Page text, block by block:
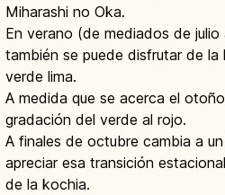
Miharashi no Oka.
En verano (de mediados de
también se puede disfrutar de
verde lima.
A medida que se acerca el
gradación del verde al rojo.
A finales de octubre cambia a
apreciar esa transición
de la kochia.